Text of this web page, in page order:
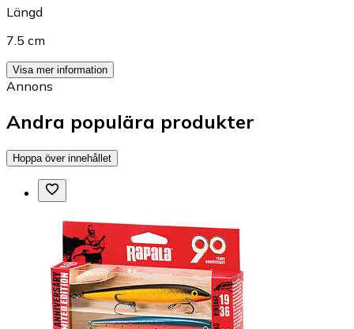
Längd
7.5 cm
Visa mer information
Annons
Andra populära produkter
Hoppa över innehållet